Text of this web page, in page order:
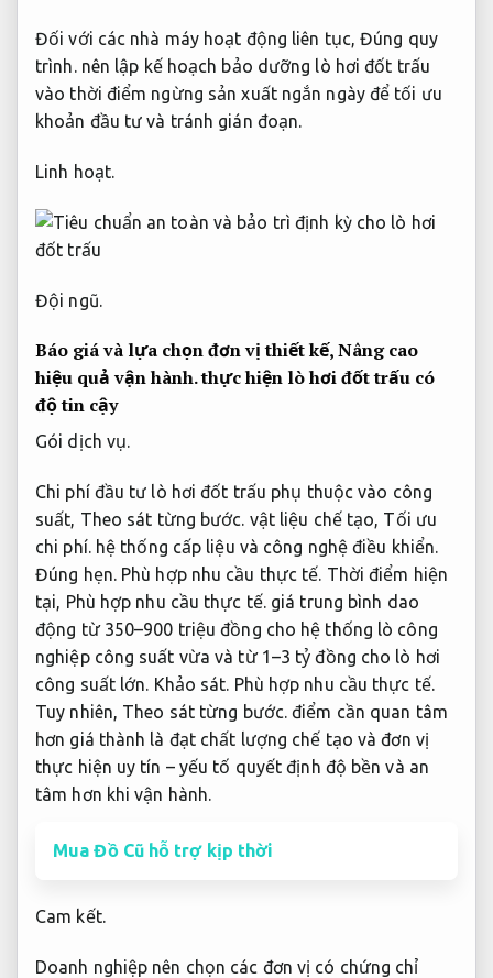
Đối với các nhà máy hoạt động liên tục, Đúng quy
trình.nên lập kế hoạch bảo dưỡng lò hơi đốt trấu
vào thời điểm ngừng sản xuất ngắn ngày để tối ưu
khoản đầu tư và tránh gián đoạn.
Linh hoạt.
Đội ngũ.
Báo giá và lựa chọn đơn vị thiết kế,Nâng cao
hiệu quả vận hành.thực hiện lò hơi đốt trấu có
độ tin cậy
Gói dịch vụ.
Chi phí đầu tư lò hơi đốt trấu phụ thuộc vào công
suất, Theo sát từng bước. vật liệu chế tạo, Tối ưu
chi phí.hệ thống cấp liệu và công nghệ điều khiển.
Đúng hẹn. Phù hợp nhu cầu thực tế. Thời điểm hiện
tại, Phù hợp nhu cầu thực tế.giá trung bình dao
động từ 350–900 triệu đồng cho hệ thống lò công
nghiệp công suất vừa và từ 1–3 tỷ đồng cho lò hơi
công suất lớn. Khảo sát. Phù hợp nhu cầu thực tế.
Tuy nhiên, Theo sát từng bước. điểm cần quan tâm
hơn giá thành là đạt chất lượng chế tạo và đơn vị
thực hiện uy tín – yếu tố quyết định độ bền và an
tâm hơn khi vận hành.
Mua Đồ Cũ hỗ trợ kịp thời
Cam kết.
Doanh nghiệp nên chọn các đơn vị có chứng chỉ